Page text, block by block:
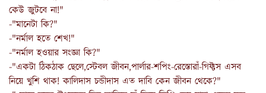
কেউ জুটবে না!"
-"মানেটা কি?"
-"নর্মাল হতে শেখ!"
-"নর্মাল হওয়ার সংজ্ঞা কি?"
-"একটা ঠিকঠাক ছেলে,স্টেবল জীবন,পার্লার-শপিং-রেস্তোরাঁ-গিফ্টস এসব
নিয়ে খুশি থাক! কালিদাস চন্ডীদাস এত দাবি কেন জীবন থেকে?"